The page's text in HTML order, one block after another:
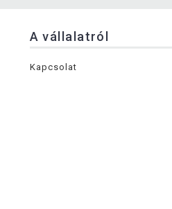
A vállalatról
Kapcsolat